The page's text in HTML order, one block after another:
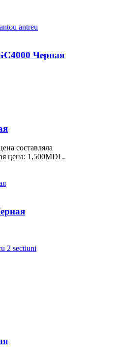
Черная
составляла
цена: 1,500MDL.